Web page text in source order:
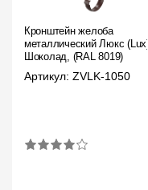
Кронштейн желоба
металлический Люкс (Lux)
Шоколад, (RAL 8019)
Артикул: ZVLK-1050